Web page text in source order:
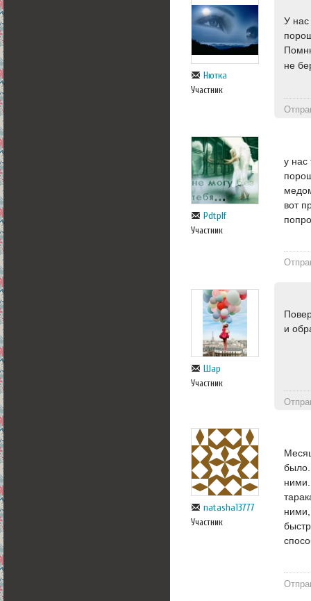
Нютка
Участник
У
не
Pdtplf
Участник
у нас
вот
Шар
Участник
и
natasha13777
Участник
было.
ними.
ними,